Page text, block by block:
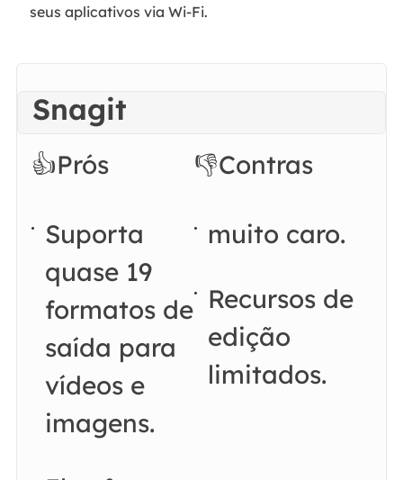
seus aplicativos via Wi-Fi.
Snagit
👍Prós
Suporta
quase 19
formatos de
saída para
vídeos e
imagens.
👎Contras
muito caro.
Recursos de
edição
limitados.